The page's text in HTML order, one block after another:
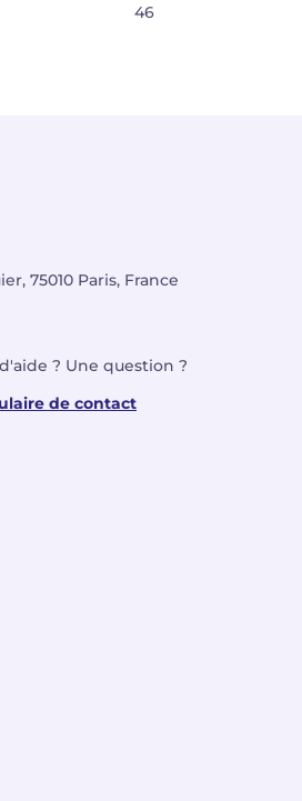
46
75010 Paris, France
? Une question ?
de contact